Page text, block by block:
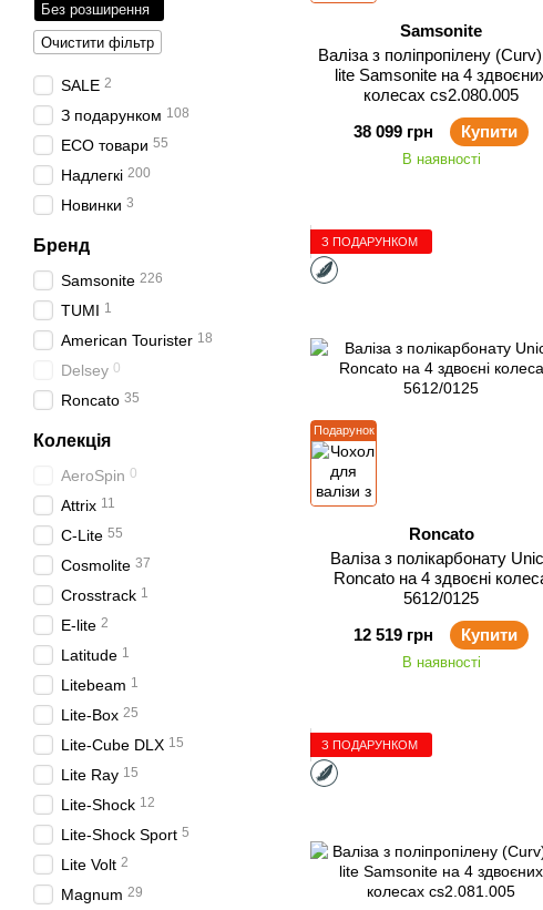
Samsonite
Валіза з поліпропілену
lite Samsonite на 4
колесах cs2.080.005
38 099 грн
Купити
В наявності
Подарунок
З ПОДАРУНКОМ
Roncato
Валіза з полікарбонату
Roncato на 4 здвоєні
5612/0125
12 519 грн
Купити
В наявності
З ПОДАРУНКОМ
Без розширення
Очистити фільтр
SALE 2
З подарунком 108
ECO товари 55
Надлегкі 200
Новинки 3
Бренд
Samsonite 226
TUMI 1
American Tourister 18
Delsey 0
Roncato 35
Колекція
AeroSpin 0
Attrix 11
C-Lite 55
Cosmolite 37
Crosstrack 1
E-lite 2
Latitude 1
Litebeam 1
Lite-Box 25
Lite-Cube DLX 15
Lite Ray 15
Lite-Shock 12
Lite-Shock Sport 5
Lite Volt 2
Magnum 29